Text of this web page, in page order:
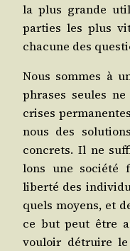
la plus grande
par­ties les plus
cha­cune des
Nous sommes à
phrases seules
crises
nous des
concrets. Il ne
lons une socié­té
liber­té des
quels moyens, et
ce but peut être
vou­loir détruire